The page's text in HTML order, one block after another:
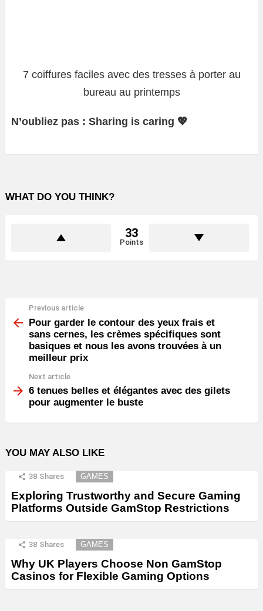
7 coiffures faciles avec des tresses à porter au
bureau au printemps
N’oubliez pas : Sharing is caring 💖
WHAT DO YOU THINK?
33
Points
more
Previous article
Pour garder le contour des yeux frais et
sans cernes, les crèmes spécifiques sont
basiques et nous les avons trouvées à un
meilleur prix
Next article
6 tenues belles et élégantes avec des gilets
pour augmenter le buste
YOU MAY ALSO LIKE
38 Shares GAMES
Exploring Trustworthy and Secure Gaming
Platforms Outside GamStop Restrictions
38 Shares GAMES
Why UK Players Choose Non GamStop
Casinos for Flexible Gaming Options